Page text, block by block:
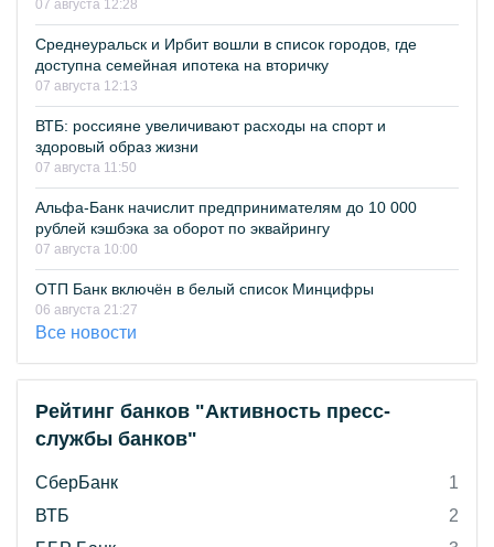
07 августа 12:28
Среднеуральск и Ирбит вошли в список городов, где
доступна семейная ипотека на вторичку
07 августа 12:13
ВТБ: россияне увеличивают расходы на спорт и
здоровый образ жизни
07 августа 11:50
Альфа-Банк начислит предпринимателям до 10 000
рублей кэшбэка за оборот по эквайрингу
07 августа 10:00
ОТП Банк включён в белый список Минцифры
06 августа 21:27
Все новости
Рейтинг банков "Активность пресс-
службы банков"
СберБанк
1
ВТБ
2